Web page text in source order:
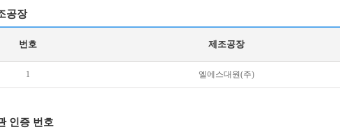
공장
번호 제조공장
1 엘에스대원(주)
인증 번호